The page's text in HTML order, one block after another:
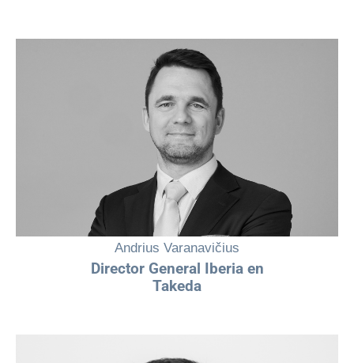
"En Takeda, celebramos la fortaleza, la pasión y el potencial ilimitado
de todas las mujeres mientras mantenemos nuestro firme
compromiso con la igualdad de género y el enfoque en el paciente.
Cada paso que damos hacia adelante es un paso hacia un mundo
donde todos sean escuchados, a la vez que logramos una mejor salud
para las personas y un futuro mejor para los pacientes"
Andrius Varanavičius
Director General Iberia en
Takeda